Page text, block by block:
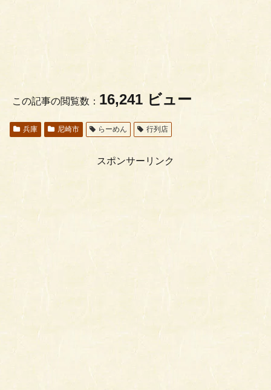
この記事の閲覧数： 16,241 ビュー
兵庫 尼崎市 らーめん 行列店
スポンサーリンク